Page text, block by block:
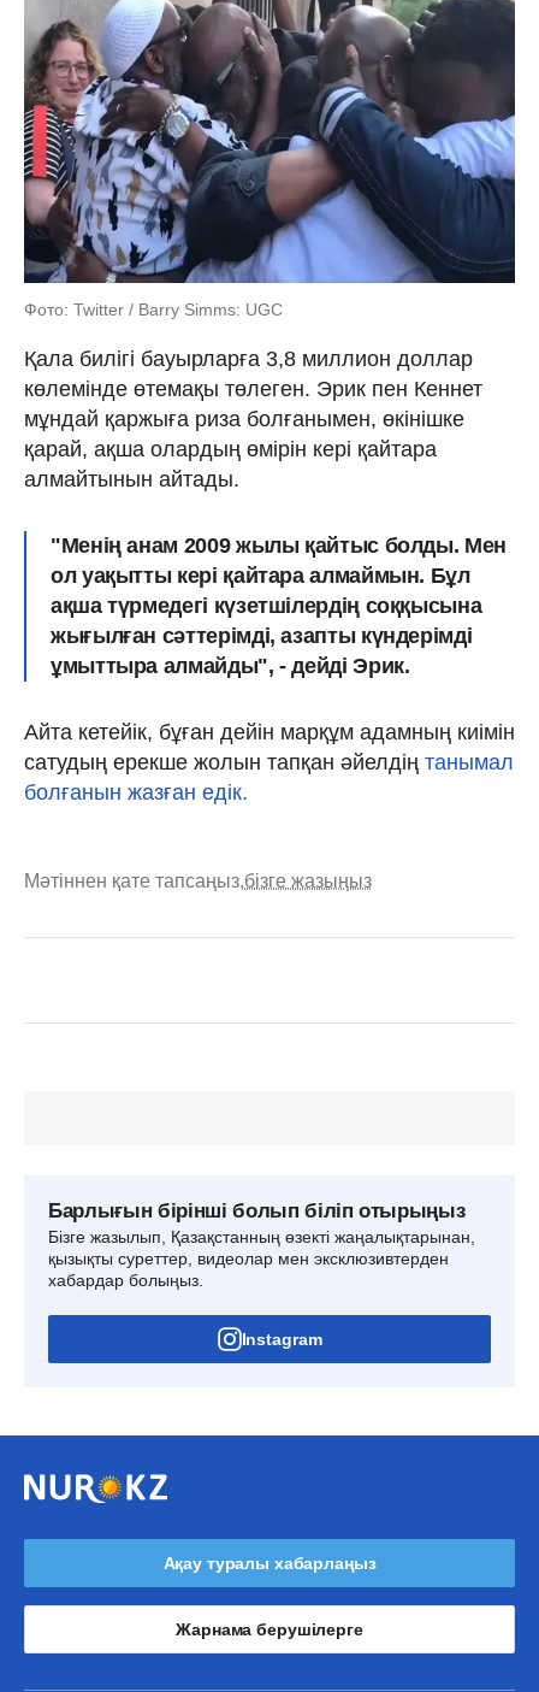
Фото: Twitter / Barry Simms: UGC
Қала билігі бауырларға 3,8 миллион доллар
көлемінде өтемақы төлеген. Эрик пен Кеннет
мұндай қаржыға риза болғанымен, өкінішке
қарай, ақша олардың өмірін кері қайтара
алмайтынын айтады.
"Менің анам 2009 жылы қайтыс болды. Мен
ол уақытты кері қайтара алмаймын. Бұл
ақша түрмедегі күзетшілердің соққысына
жығылған сәттерімді, азапты күндерімді
ұмыттыра алмайды", - дейді Эрик.
Айта кетейік, бұған дейін марқұм адамның киімін
сатудың ерекше жолын тапқан әйелдің танымал
болғанын жазған едік.
Мәтіннен қате тапсаңыз,бізге жазыңыз
Барлығын бірінші болып біліп отырыңыз
Бізге жазылып, Қазақстанның өзекті жаңалықтарынан,
қызықты суреттер, видеолар мен эксклюзивтерден
хабардар болыңыз.
Instagram
Ақау туралы хабарлаңыз
Жарнама берушілерге